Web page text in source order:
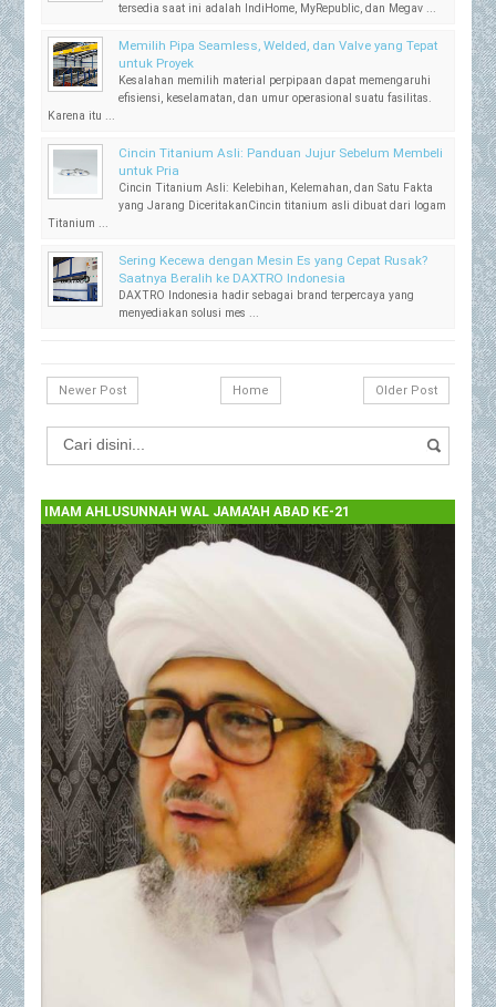
tersedia saat ini adalah IndiHome, MyRepublic, dan Megav ...
Memilih Pipa Seamless, Welded, dan Valve yang Tepat
untuk Proyek
Kesalahan memilih material perpipaan dapat memengaruhi
efisiensi, keselamatan, dan umur operasional suatu fasilitas.
Karena itu ...
Cincin Titanium Asli: Panduan Jujur Sebelum Membeli
untuk Pria
Cincin Titanium Asli: Kelebihan, Kelemahan, dan Satu Fakta
yang Jarang DiceritakanCincin titanium asli dibuat dari logam
Titanium ...
Sering Kecewa dengan Mesin Es yang Cepat Rusak?
Saatnya Beralih ke DAXTRO Indonesia
DAXTRO Indonesia hadir sebagai brand terpercaya yang
menyediakan solusi mes ...
Newer Post Older Post
Home
IMAM AHLUSUNNAH WAL JAMA'AH ABAD KE-21